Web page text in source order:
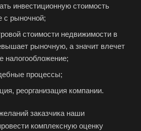
инвестиционную стоимость
с рыночной;
стоимости недвижимости в
рыночную, а значит влечет
налогообложение;
процессы;
реорганизация компании.
заказчика наши
комплексную оценку